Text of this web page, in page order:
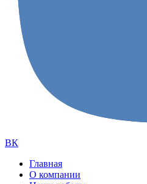
ВК
Главная
О компании